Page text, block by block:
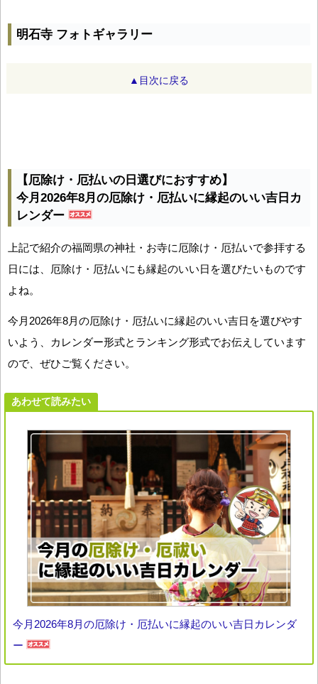
明石寺 フォトギャラリー
▲目次に戻る
【厄除け・厄払いの日選びにおすすめ】
今月2026年8月の厄除け・厄払いに縁起のいい吉日カ
レンダー
上記で紹介の福岡県の神社・お寺に厄除け・厄払いで参拝する
日には、厄除け・厄払いにも縁起のいい日を選びたいものです
よね。
今月2026年8月の厄除け・厄払いに縁起のいい吉日を選びやす
いよう、カレンダー形式とランキング形式でお伝えしています
ので、ぜひご覧ください。
あわせて読みたい
今月2026年8月の厄除け・厄払いに縁起のいい吉日カレンダ
ー